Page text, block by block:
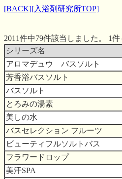
[BACK][入浴剤研究所TOP]
2011件中79件該当しました。 1
シリーズ名
アロマデュウ バスソルト
芳香浴バスソルト
バスソルト
とろみの湯素
美しの水
バスセレクション フルーツ
ビューティフルソルトバス
フラワードロップ
美汗SPA